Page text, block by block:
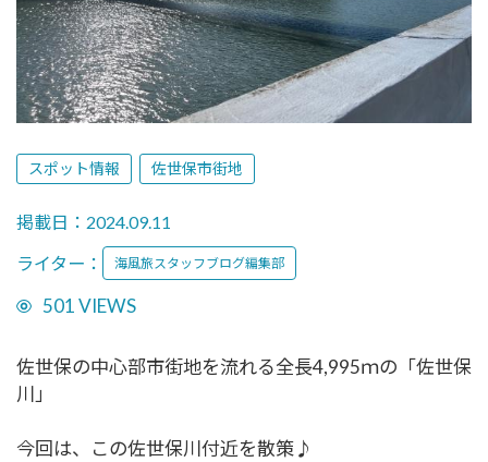
スポット情報 佐世保市街地
掲載日：2024.09.11
ライター：
海風旅スタッフブログ編集部
501 VIEWS
佐世保の中心部市街地を流れる全長4,995ｍの「佐世保
川」
今回は、この佐世保川付近を散策♪